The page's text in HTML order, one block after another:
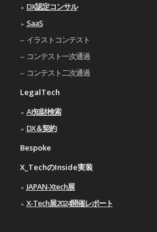
DX認定コンサル
SaaS
イラストコンテスト
コンテスト一次通過
コンテスト二次通過
LegalTech
AI知財検索
DX＆契約
Bespoke
X_TechのInside実装
JAPAN-Xtech展
X-Tech展2024開催レポート